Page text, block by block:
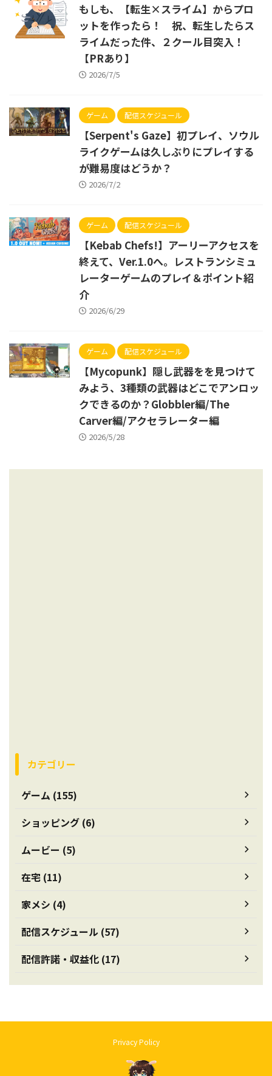
もしも、【転生×スライム】からプロ
ットを作ったら！ 祝、転生したらス
ライムだった件、２クール目突入！
【PRあり】
2026/7/5
ゲーム 配信スケジュール
【Serpent's Gaze】初プレイ、ソウル
ライクゲームは久しぶりにプレイする
が難易度はどうか？
2026/7/2
ゲーム 配信スケジュール
【Kebab Chefs!】アーリーアクセスを
終えて、Ver.1.0へ。レストランシミュ
レーターゲームのプレイ＆ポイント紹
介
2026/6/29
ゲーム 配信スケジュール
【Mycopunk】隠し武器をを見つけて
みよう、3種類の武器はどこでアンロッ
クできるのか？Globbler編/The
Carver編/アクセラレーター編
2026/5/28
カテゴリー
ゲーム (155)
ショッピング (6)
ムービー (5)
在宅 (11)
家メシ (4)
配信スケジュール (57)
配信許諾・収益化 (17)
Privacy Policy